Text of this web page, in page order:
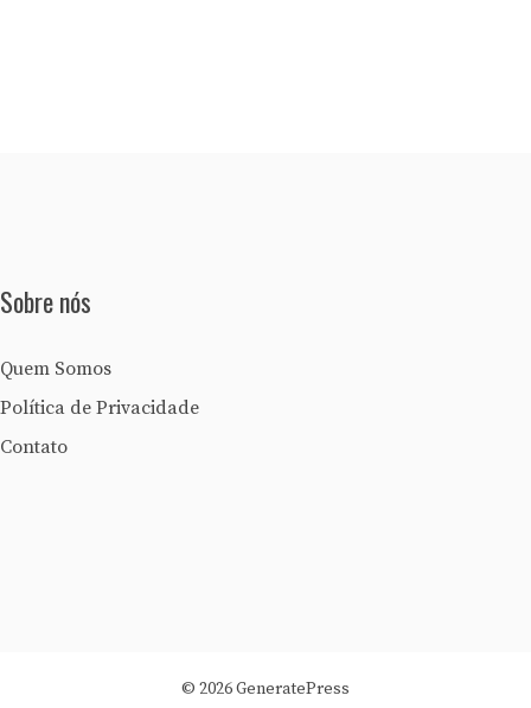
Sobre nós
Quem Somos
Política de Privacidade
Contato
© 2026 GeneratePress